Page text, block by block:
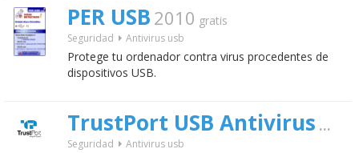
PER USB 2010 gratis
Seguridad Antivirus usb
Protege tu ordenador contra virus procedentes de
dispositivos USB.
TrustPort USB Antivirus
Seguridad Antivirus usb